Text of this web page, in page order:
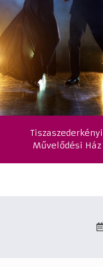
Tiszaszederkényi
Művelődési Ház